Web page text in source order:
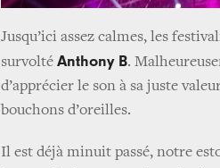
Jusqu’ici assez calmes, les
survolté Anthony B.
d’apprécier le son à sa juste
bouchons d’oreilles.
Il est déjà minuit passé, notre